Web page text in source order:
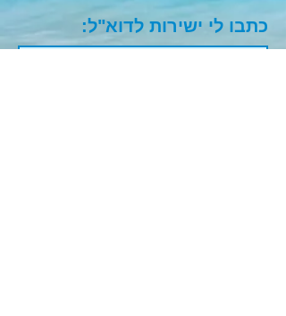
כתבו לי ישירות לדוא"ל: